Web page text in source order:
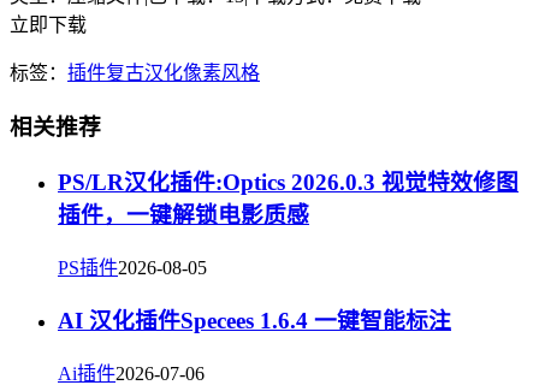
立即下载
标签： 插件复古汉化像素风格
相关推荐
PS/LR汉化插件:Optics 2026.0.3 视觉特效修图
插件，一键解锁电影质感
PS插件2026-08-05
AI 汉化插件Specees 1.6.4 一键智能标注
Ai插件2026-07-06